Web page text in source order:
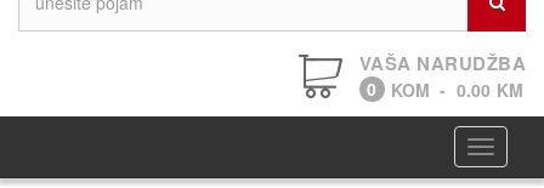
VAŠA NARUDŽBA
0 KOM - 0.00 KM